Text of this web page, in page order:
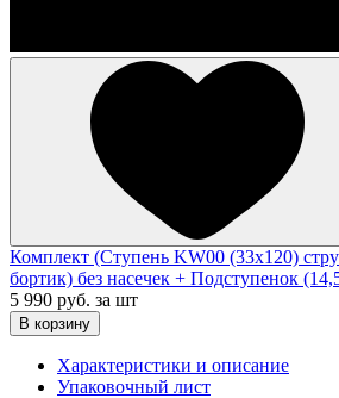
Комплект (Ступень KW00 (33x120)
бортик) без насечек + Подступенок
5 990 руб. за шт
В корзину
Характеристики и описание
Упаковочный лист